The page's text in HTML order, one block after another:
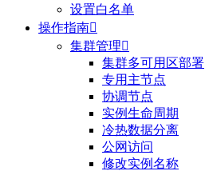
设置白名单
操作指南
集群管理
集群多可用区部署
专用主节点
协调节点
实例生命周期
冷热数据分离
公网访问
修改实例名称